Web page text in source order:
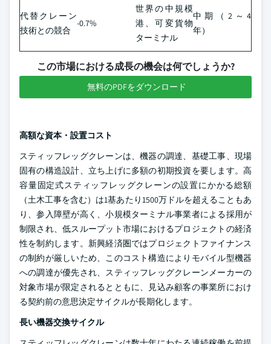
代替クレーン
技術との競合
-0.7%
世界の中規模
港、可変貨物
ターミナル
中期（2～4
年）
この市場における成長の機会は何でしょうか?
無料のPDFをダウンロード
高額な資本・設置コスト
スティッフレッグクレーンは、機器の調達、基礎工事、現場
固有の構造設計、立ち上げに多額の初期投資を要します。高
容量固定式スティッフレッグクレーンの設置にかかる総額
（土木工事を含む）は1基あたり1500万ドルを超えることもあ
り、参入障壁が高く、小規模ターミナル事業者による採用が
制限され、低スループット市場におけるプロジェクトの経済
性を制約します。新興経済圏ではプロジェクトファイナンス
の制約が厳しいため、このコスト構造によりモバイル型機器
への調達が優先され、スティッフレッグクレーンメーカーの
対象市場が限定されるとともに、見込み顧客の事業所におけ
る契約前の意思決定サイクルが長期化します。
長い機器交換サイクル